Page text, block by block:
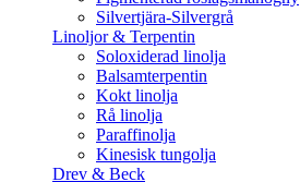
Silvertjära-Silvergrå
Linoljor & Terpentin
Soloxiderad linolja
Balsamterpentin
Kokt linolja
Rå linolja
Paraffinolja
Kinesisk tungolja
Drev & Beck